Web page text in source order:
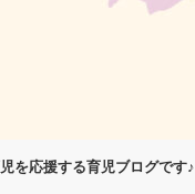
を応援する育児ブログです♪